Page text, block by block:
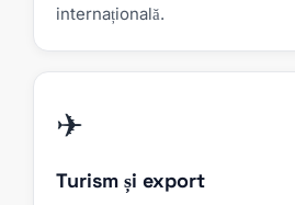
internațională.
✈
Turism și export